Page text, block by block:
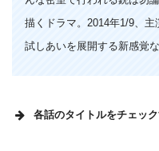
描くドラマ。2014年1/9、
試しあいを展開する新感覚
各話のタイトルをチェッ